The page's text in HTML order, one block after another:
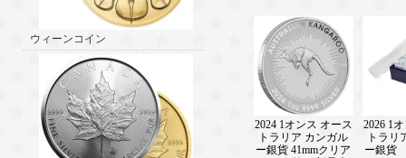
ウィーンコイン
2024 1オンス オース
トラリア カンガル
ー銀貨 41mmクリア
2026 1
トラリ
ー銀貨